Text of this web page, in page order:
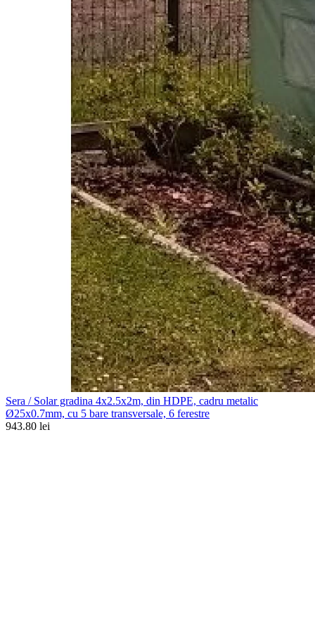
Sera / Solar gradina 4x2.5x2m, din HDPE, cadru metalic
Ø25x0.7mm, cu 5 bare transversale, 6 ferestre
943.80 lei